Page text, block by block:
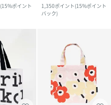
(15%ポイント
1,350ポイント(15%ポイント
バック)